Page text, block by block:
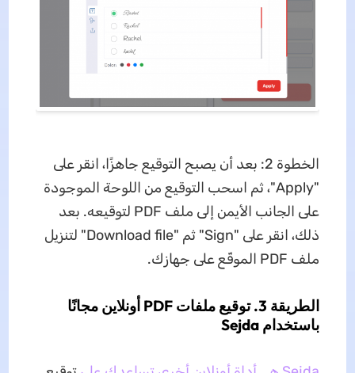
الخطوة 2: بعد أن يصبح التوقيع جاهزًا، انقر على
"Apply"، ثم اسحب التوقيع من اللوحة الموجودة
على الجانب الأيمن إلى ملف PDF لتوقيعه. بعد
ذلك، انقر على "Sign" ثم "Download file" لتنزيل
ملف PDF الموقّع على جهازك.
الطريقة 3. توقيع ملفات PDF أونلاين مجانًا
باستخدام Sejda